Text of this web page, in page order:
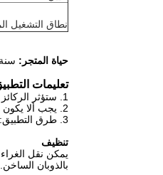
نطاق التشغيل
حياة المتجر: سنة
تعليمات
1. ستؤثر الركائز وورق التحرير وبيئة التطبيق على أداء الالتصاق ، لذا يوصى بالاستخدام التجريبي.
2. يجب ألا يكون هناك غبار وزيت على الركائز وورق التحرير.يجب أن تكون الركائز جيدة التكييف تحت درجة الحرارة والرطوبة القياسية.
3. طرق التطبيق: الفتحة ، الرش الحلزوني ، رش الألياف ، متعدد الأسطر ، إلخ.
تنظيف
بالذوبان الساخن.